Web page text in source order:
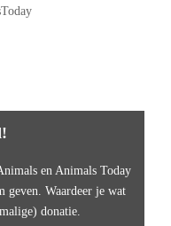
en Animals Today
geven. Waardeer je wat
donatie.